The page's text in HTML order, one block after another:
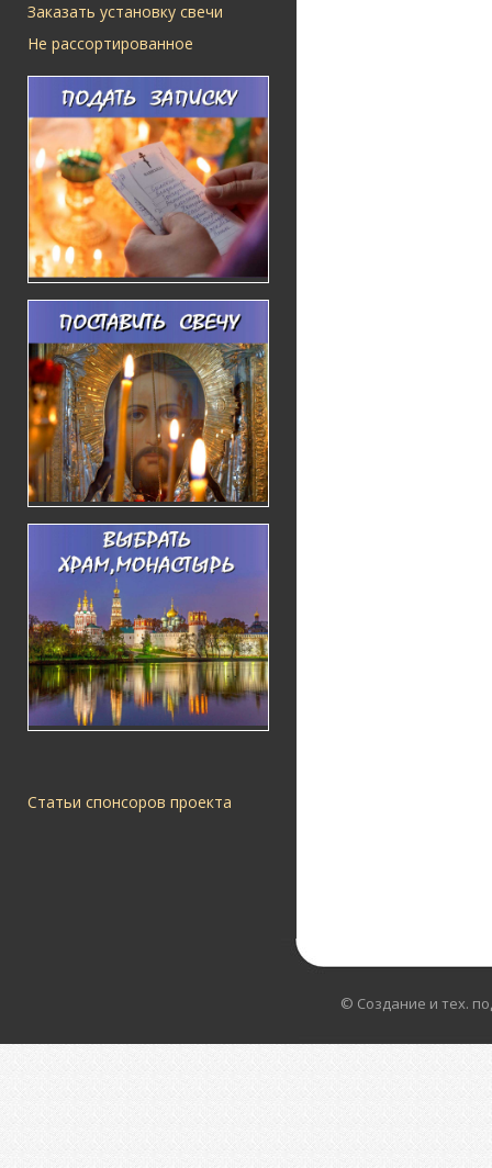
Заказать установку свечи
Не рассортированное
Статьи спонсоров проекта
© Создание и тех.